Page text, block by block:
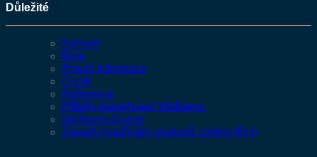
Důležité
Kontakt
Blog
Právní informace
Ceník
Reference
Příběh společnosti Wellbens
Wellbens.Digital
Zásady používání souborů cookie (EU)